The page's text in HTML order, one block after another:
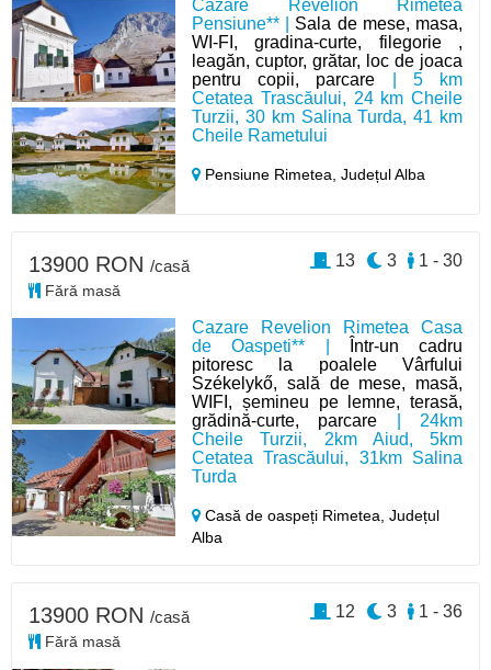
Cazare Revelion Rimetea
Pensiune** | Sala de mese, masa,
WI-FI, gradina-curte, filegorie ,
leagăn, cuptor, grătar, loc de joaca
pentru copii, parcare | 5 km
Cetatea Trascăului, 24 km Cheile
Turzii, 30 km Salina Turda, 41 km
Cheile Rametului
Pensiune Rimetea,Județul Alba
Cazare Revelion Rimetea Casa
de Oaspeti** |
Într-un cadru
pitoresc la poalele Vârfului
Székelykő, sală de mese, masă,
WIFI, șemineu pe lemne, terasă,
grădină-curte, parcare | 24km
Cheile Turzii, 2km Aiud, 5km
Cetatea Trascăului, 31km Salina
Turda
Casă de oaspeți Rimetea,Județul
Alba
13900 RON /casă
Fără masă
1 - 30
3
13
13900 RON /casă
Fără masă
1 - 36
3
12